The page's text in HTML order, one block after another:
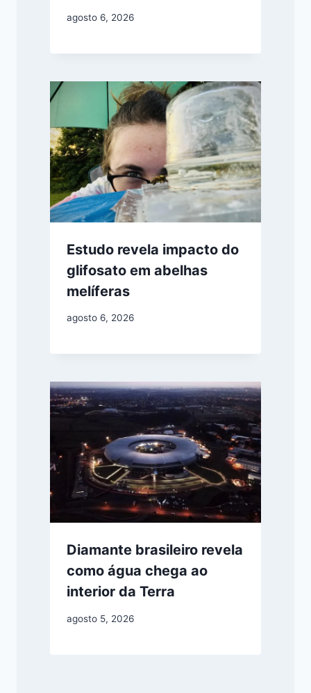
agosto 6, 2026
Estudo revela impacto do
glifosato em abelhas
melíferas
agosto 6, 2026
Diamante brasileiro revela
como água chega ao
interior da Terra
agosto 5, 2026